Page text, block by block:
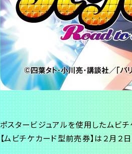
ポスタービジュアルを使用したムビ
【ムビチケカード型前売券】は２月